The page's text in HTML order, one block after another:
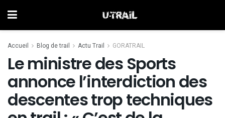
Accueil Blog de trail Actu Trail GORATRAIL
Le ministre des Sports
annonce l’interdiction des
descentes trop techniques